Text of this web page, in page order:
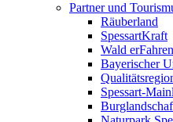
Partner und
Räuberland
SpessartKraft
Wald erFahren
Bayerischer
Spessart-